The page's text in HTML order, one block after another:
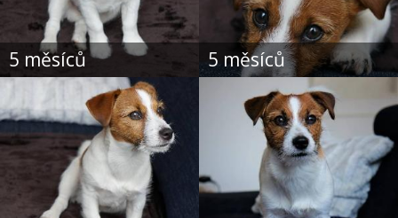
5 měsíců 5 měsíců